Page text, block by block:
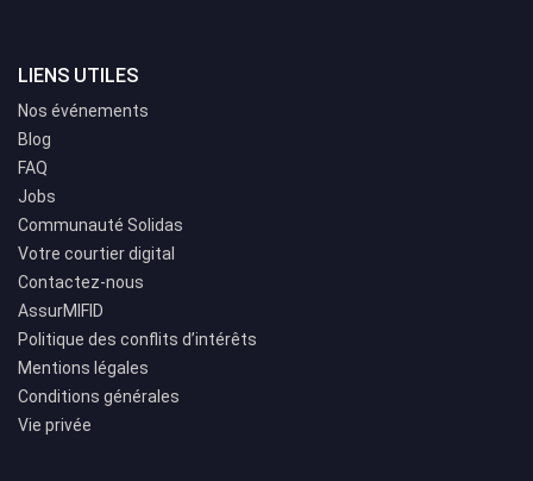
LIENS UTILES
Nos événements
Blog
FAQ
Jobs
Communauté Solidas
Votre courtier digital
Contactez-nous
AssurMIFID
Politique des conflits d’intérêts
Mentions légales
Conditions générales
Vie privée